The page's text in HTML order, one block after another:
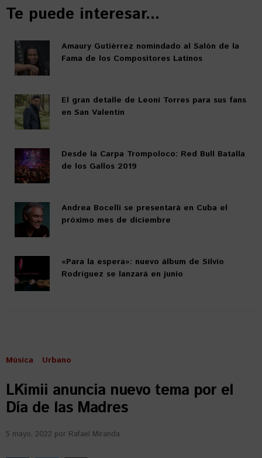
Te puede interesar...
Amaury Gutiérrez nomindado al Salón de la
Fama de los Compositores Latinos
El gran detalle de Leoni Torres para sus fans
en San Valentín
Desde la Carpa Trompoloco: Red Bull Batalla
de los Gallos 2019
Andrea Bocelli se presentará en Cuba el
próximo mes de diciembre
«Para la espera»: nuevo álbum de Silvio
Rodríguez se lanzará en junio
Música Urbano
LKimii anuncia nuevo tema por el
Día de las Madres
5 mayo, 2022 por Rafael Miranda